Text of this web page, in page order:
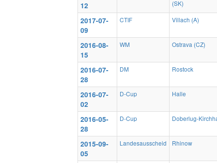
12
(SK)
2017-07-
09
CTIF Villach (A)
2016-08-
15
WM Ostrava (CZ)
2016-07-
28
DM Rostock
2016-07-
02
D-Cup Halle
2016-05-
28
D-Cup Doberlug-
2015-09-
05
Landesausscheid Rhinow